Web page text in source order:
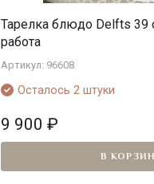
Тарелка блюдо Delfts 39
работа
Артикул: 96608
Осталось 2 штуки
9 900 ₽
В